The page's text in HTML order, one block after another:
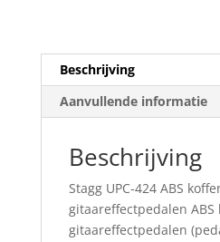
Beschrijving
Aanvullende informatie
Beschrijving
Stagg UPC-424 ABS
gitaareffectpedalen ABS
gitaareffectpedalen